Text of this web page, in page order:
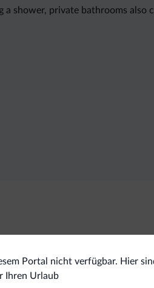
shower, private bathrooms also
Portal nicht verfügbar. Hier
Ihren Urlaub